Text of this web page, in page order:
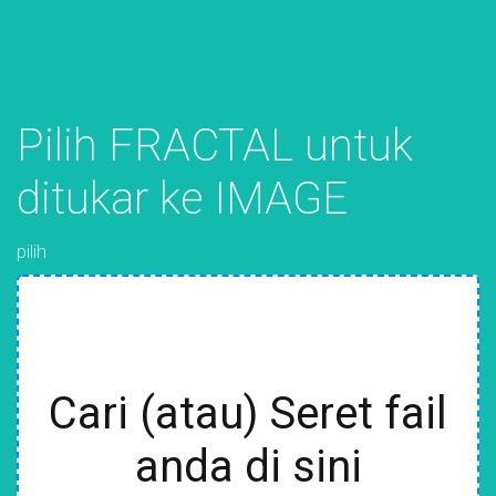
Pilih FRACTAL untuk
ditukar ke IMAGE
pilih
Cari (atau) Seret fail
anda di sini